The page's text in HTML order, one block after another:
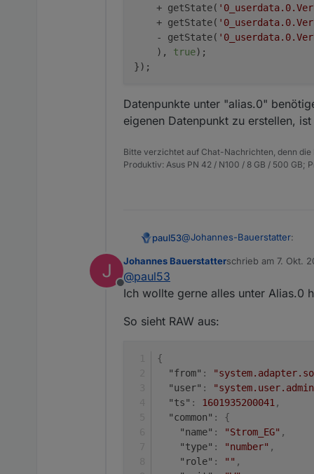
    + getState(
    + getState(
    - getState(
    ),
true);
Datenpunkte unter "alias.0"
eigenen Datenpunkt zu erstellen,
Bitte verzichtet auf Chat-Nachrichten, denn die
Produktiv: Asus PN 42 / N100 / 8 GB / 500 GB;
paul53@Johannes-Bauerstatter:
RAW-Ansicht des Objektes
Die einzelnen Script -
Das sollte so aussehen:
Datenpunkte unter "alias.0"
Offline
Johannes Bauerstatterschrieb am 7. Okt.
zuletzt editiert von
@paul53
Ich wollte gerne alles unter Alias.0
So sieht RAW aus:
{
"from" :
"user" :
"ts" : 1601935200041 ,
"common" :
{
"name" : "Strom_EG" ,
"type" : "number" ,
"role" : "" ,